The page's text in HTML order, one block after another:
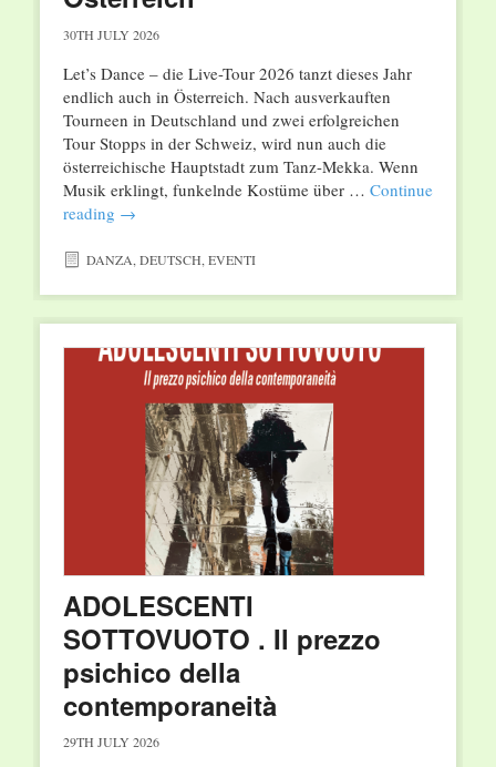
30TH JULY 2026
Let’s Dance – die Live-Tour 2026 tanzt dieses Jahr
endlich auch in Österreich. Nach ausverkauften
Tourneen in Deutschland und zwei erfolgreichen
Tour Stopps in der Schweiz, wird nun auch die
österreichische Hauptstadt zum Tanz-Mekka. Wenn
Musik erklingt, funkelnde Kostüme über … Continue
reading →
DANZA DEUTSCH EVENTI
ADOLESCENTI
SOTTOVUOTO . Il prezzo
psichico della
contemporaneità
29TH JULY 2026